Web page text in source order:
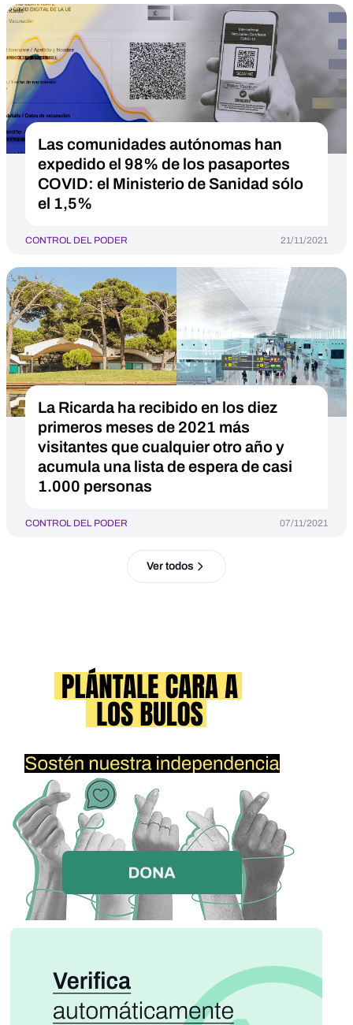
Las comunidades autónomas han
expedido el 98% de los pasaportes
COVID: el Ministerio de Sanidad sólo
el 1,5%
CONTROL DEL PODER 21/11/2021
La Ricarda ha recibido en los diez
primeros meses de 2021 más
visitantes que cualquier otro año y
acumula una lista de espera de casi
1.000 personas
CONTROL DEL PODER 07/11/2021
Ver todos